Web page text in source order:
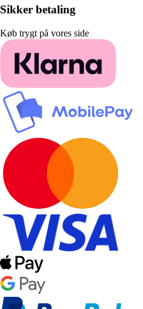
Sikker betaling
Køb trygt på vores side